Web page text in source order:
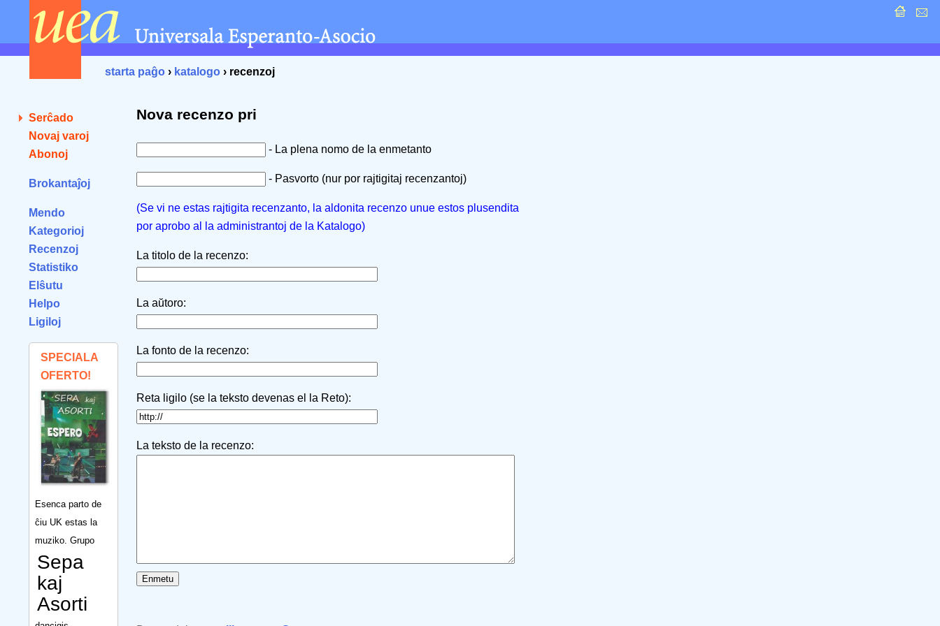
starta paĝo › katalogo › recenzoj
Serĉado
Novaj varoj
Abonoj
Brokantaĵoj
Mendo
Kategorioj
Recenzoj
Statistiko
Elŝutu
Helpo
Ligiloj
SPECIALA
OFERTO!
Esenca parto de
ĉiu UK estas la
muziko. Grupo
Sepa
kaj
Asorti
Nova recenzo pri
- La plena nomo de la enmetanto
- Pasvorto (nur por rajtigitaj recenzantoj)
(Se vi ne estas rajtigita recenzanto, la aldonita recenzo unue estos plusendita
por aprobo al la administrantoj de la Katalogo)
La titolo de la recenzo:
La aŭtoro:
La fonto de la recenzo:
Reta ligilo (se la teksto devenas el la Reto):
La teksto de la recenzo: